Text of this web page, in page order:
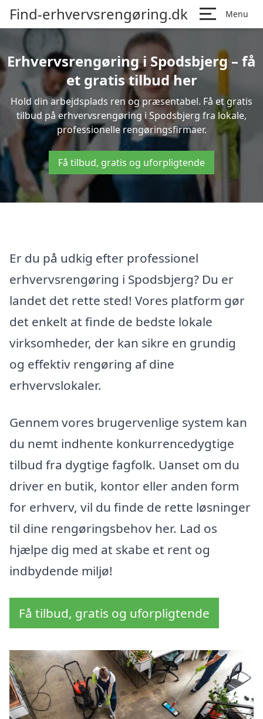
Find-erhvervsrengøring.dk Menu
Erhvervsrengøring i Spodsbjerg – få
et gratis tilbud her
Hold din arbejdsplads ren og præsentabel. Få et gratis
tilbud på erhvervsrengøring i Spodsbjerg fra lokale,
professionelle rengøringsfirmaer.
Få tilbud, gratis og uforpligtende
Er du på udkig efter professionel
erhvervsrengøring i Spodsbjerg? Du er
landet det rette sted! Vores platform gør
det enkelt at finde de bedste lokale
virksomheder, der kan sikre en grundig
og effektiv rengøring af dine
erhvervslokaler.
Gennem vores brugervenlige system kan
du nemt indhente konkurrencedygtige
tilbud fra dygtige fagfolk. Uanset om du
driver en butik, kontor eller anden form
for erhverv, vil du finde de rette løsninger
til dine rengøringsbehov her. Lad os
hjælpe dig med at skabe et rent og
indbydende miljø!
Få tilbud, gratis og uforpligtende